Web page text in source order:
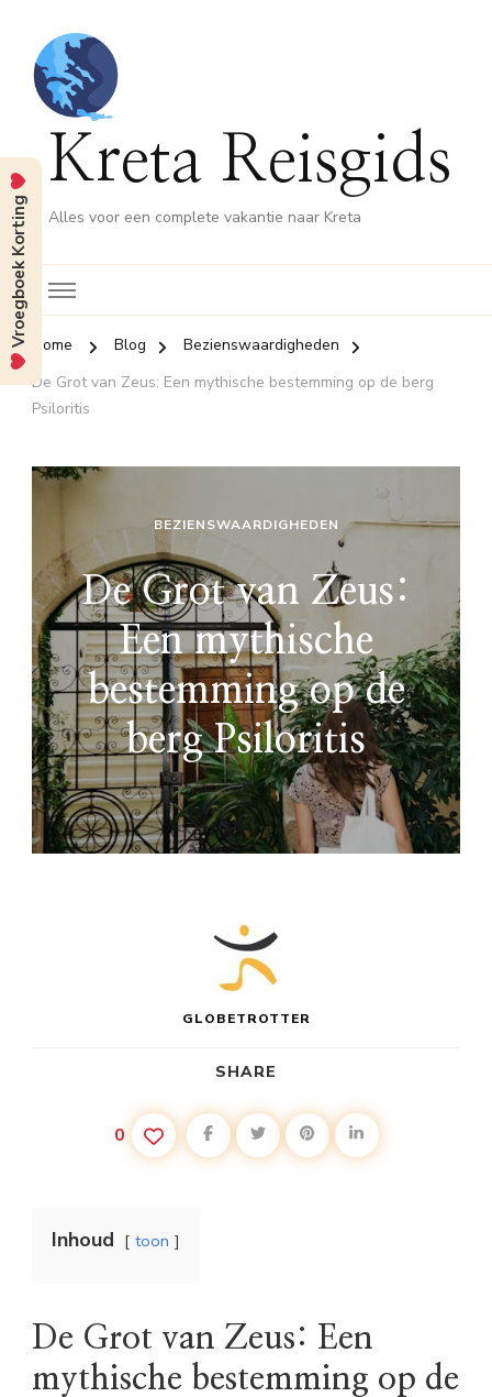
Kreta Reisgids
Alles voor een complete vakantie naar Kreta
Home Blog
Bezienswaardigheden
De Grot van Zeus: Een mythische bestemming op de berg
Psiloritis
BEZIENSWAARDIGHEDEN
De Grot van Zeus:
Een mythische
bestemming op de
berg Psiloritis
GLOBETROTTER
SHARE
0
Inhoud toon
De Grot van Zeus: Een
mythische bestemming op de
Vroegboek Korting